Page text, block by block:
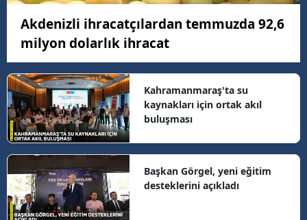
Akdenizli ihracatçılardan temmuzda 92,6
milyon dolarlık ihracat
Kahramanmaraş'ta su
kaynakları için ortak akıl
buluşması
Başkan Görgel, yeni eğitim
desteklerini açıkladı